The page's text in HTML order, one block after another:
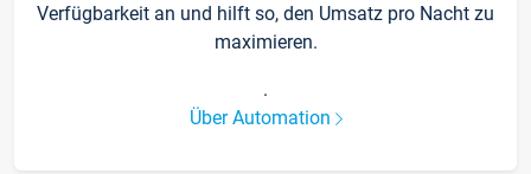
Verfügbarkeit an und hilft so, den Umsatz pro Nacht zu
maximieren.
.
Über Automation